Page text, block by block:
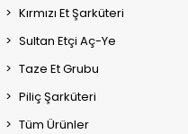
Kırmızı Et Şarküteri
Sultan Etçi Aç-Ye
Taze Et Grubu
Piliç Şarküteri
Tüm Ürünler